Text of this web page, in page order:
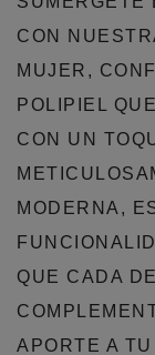
CON
MUJER,
POLIPIEL
CON UN
MODERNA,
QUE CADA
APORTE A